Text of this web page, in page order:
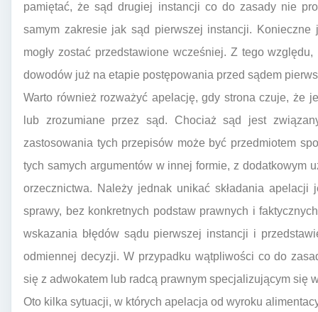
pamiętać, że sąd drugiej instancji co do zasady nie
samym zakresie jak sąd pierwszej instancji.
mogły zostać przedstawione wcześniej. Z tego
dowodów już na etapie postępowania przed sądem
Warto również rozważyć apelację, gdy strona czuje, że
lub zrozumiane przez sąd. Chociaż sąd jest
zastosowania tych przepisów może być przedmiotem
tych samych argumentów w innej formie, z dodatkowym
orzecznictwa. Należy jednak unikać składania
sprawy, bez konkretnych podstaw prawnych i
wskazania błędów sądu pierwszej instancji i
odmiennej decyzji. W przypadku wątpliwości co do
się z adwokatem lub radcą prawnym specjalizującym się
Oto kilka sytuacji, w których apelacja od wyroku